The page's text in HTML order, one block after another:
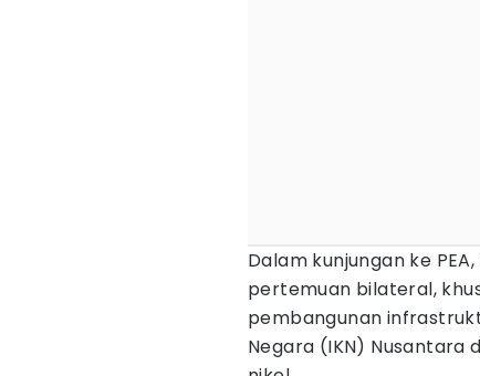
Dalam kunjungan ke
pertemuan bilateral,
pembangunan
Negara (IKN) Nusantara